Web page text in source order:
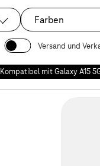
Farben
Versand und
Kompatibel mit Galaxy A15